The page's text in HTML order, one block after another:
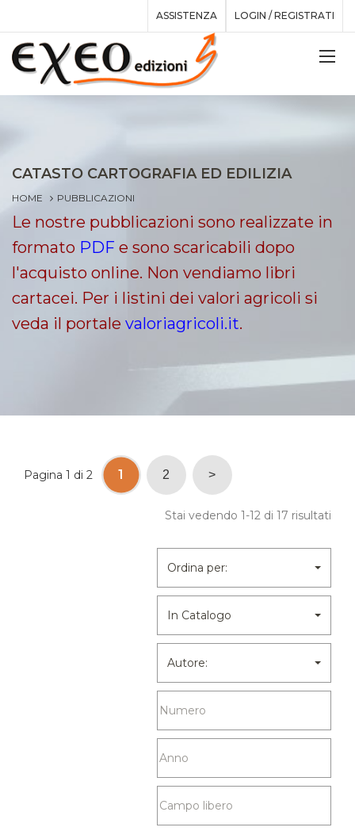
ASSISTENZA LOGIN / REGISTRATI
CATASTO CARTOGRAFIA ED EDILIZIA
HOME PUBBLICAZIONI
Le nostre pubblicazioni sono realizzate in
formato PDF e sono scaricabili dopo
l'acquisto online. Non vendiamo libri
cartacei. Per i listini dei valori agricoli si
veda il portale valoriagricoli.it.
Pagina 1 di 2 1 2 >
Stai vedendo 1-12 di 17 risultati
Ordina per:
In Catalogo
Autore: